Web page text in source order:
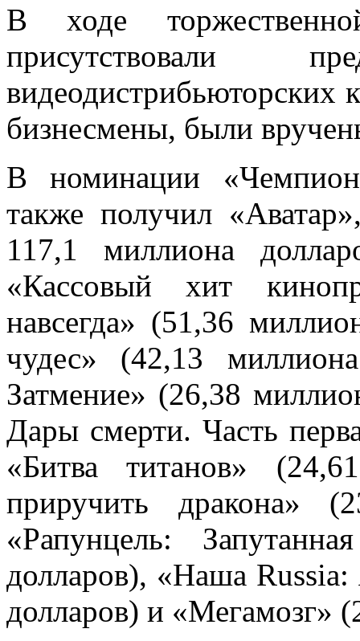
В ходе
присутствовали
видеодистрибьюторских
бизнесмены, были
В номинации
также получил
117,1 миллиона
«Кассовый хит
навсегда» (51,36
чудес» (42,13
Затмение» (26,38
Дары смерти. Часть
«Битва титанов»
приручить дракона»
«Рапунцель:
долларов), «Наша
долларов) и «Мегамозг»